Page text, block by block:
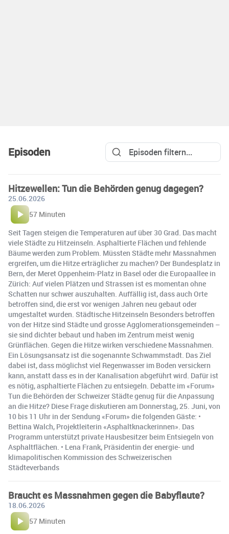
Episoden
Hitzewellen: Tun die Behörden genug dagegen?
25.06.2026
57 Minuten
Seit Tagen steigen die Temperaturen auf über 30 Grad. Das macht
viele Städte zu Hitzeinseln. Asphaltierte Flächen und fehlende
Bäume werden zum Problem. Müssten Städte mehr Massnahmen
ergreifen, um die Hitze erträglicher zu machen? Der Bundesplatz in
Bern, der Meret Oppenheim-Platz in Basel oder die Europaallee in
Zürich: Auf vielen Plätzen und Strassen ist es momentan ohne
Schatten nur schwer auszuhalten. Auffällig ist, dass auch Orte
betroffen sind, die erst vor wenigen Jahren neu gebaut oder
umgestaltet wurden. Städtische Hitzeinseln Besonders betroffen
von der Hitze sind Städte und grosse Agglomerationsgemeinden –
sie sind dichter bebaut und haben im Zentrum meist wenig
Grünflächen. Gegen die Hitze wirken verschiedene Massnahmen.
Ein Lösungsansatz ist die sogenannte Schwammstadt. Das Ziel
dabei ist, dass möglichst viel Regenwasser im Boden versickern
kann, anstatt dass es in der Kanalisation abgeführt wird. Dafür ist
es nötig, asphaltierte Flächen zu entsiegeln. Debatte im «Forum»
Tun die Behörden der Schweizer Städte genug für die Anpassung
an die Hitze? Diese Frage diskutieren am Donnerstag, 25. Juni, von
10 bis 11 Uhr in der Sendung «Forum» die folgenden Gäste: •
Bettina Walch, Projektleiterin «Asphaltknackerinnen». Das
Programm unterstützt private Hausbesitzer beim Entsiegeln von
Asphaltflächen. • Lena Frank, Präsidentin der energie- und
klimapolitischen Kommission des Schweizerischen
Städteverbands
Braucht es Massnahmen gegen die Babyflaute?
18.06.2026
57 Minuten